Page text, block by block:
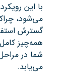
با این
گسترش
همه‌چیز
شما در
می‌یابد.